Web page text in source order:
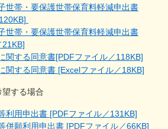
世帯・要保護世帯保育料軽減申出書
世帯・要保護世帯保育料軽減申出書
21KB]
関する同意書[PDFファイル／118KB]
関する同意書 [Excelファイル／18KB]
する場合
利用申出書 [PDFファイル／131KB]
併願利用申出書 [PDFファイル／66KB]